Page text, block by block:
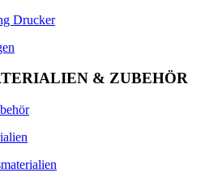
Drucker
& ZUBEHÖR